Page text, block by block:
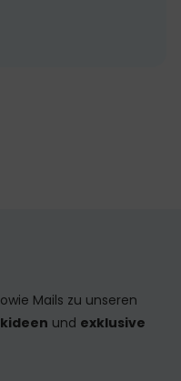
Mails zu unseren
und exklusive